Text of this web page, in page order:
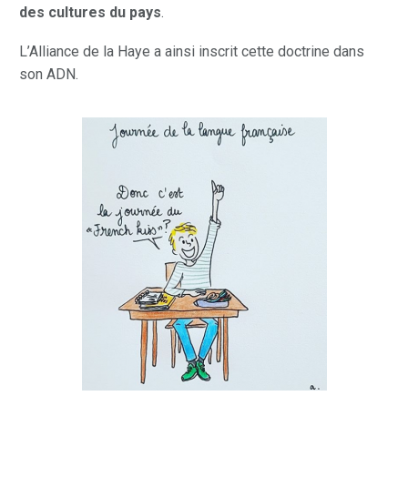
des cultures du pays.
L’Alliance de la Haye a ainsi inscrit cette doctrine dans
son ADN.